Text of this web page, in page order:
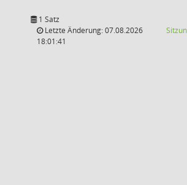
1 Satz
Letzte Änderung: 07.08.2026
18:01:41